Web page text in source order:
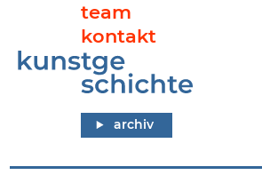
team
kontakt
Im Gespräch: Margarete Schütte-Lihotzky
archiv